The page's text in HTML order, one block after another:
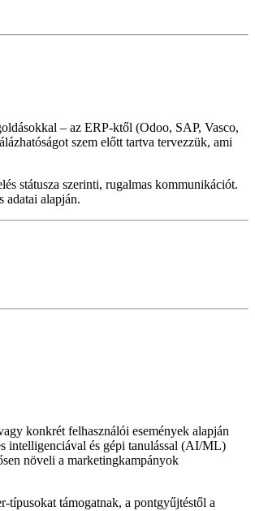
– az ERP-ktől (Odoo, SAP, Vasco,
szem előtt tartva tervezzük, ami
státusza szerinti, rugalmas kommunikációt.
adatai alapján.
konkrét felhasználói események alapján
intelligenciával és gépi tanulással (AI/ML)
növeli a marketingkampányok
típusokat támogatnak, a pontgyűjtéstől a